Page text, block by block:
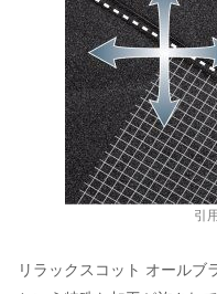
引
リラックスコット オールブ